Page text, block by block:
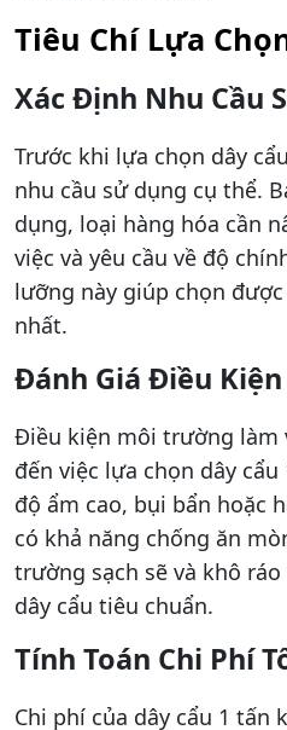
Tiêu Chí Lựa
Xác Định Nhu Cầu
Trước khi lựa chọn dây
nhu cầu sử dụng cụ thể.
dụng, loại hàng hóa cần
việc và yêu cầu về độ
lưỡng này giúp chọn
nhất.
Đánh Giá Điều
Điều kiện môi trường làm
đến việc lựa chọn dây
độ ẩm cao, bụi bẩn hoặc
có khả năng chống ăn
trường sạch sẽ và khô
dây cẩu tiêu chuẩn.
Tính Toán Chi Phí
Chi phí của dây cẩu 1 tấn